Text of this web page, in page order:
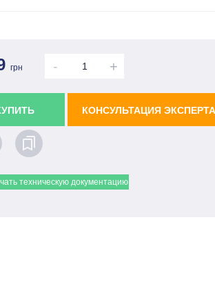
грн - +
КОНСУЛЬТАЦИЯ ЭКСПЕРТА
техническую документацию